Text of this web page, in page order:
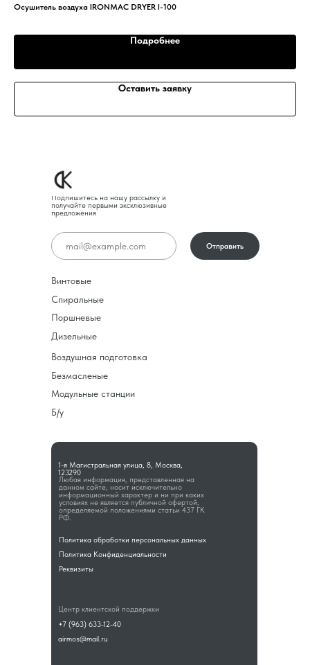
Осушитель воздуха IRONMAC DRYER I-100
Подробнее
Оставить заявку
Любая информация, представленная на
данном сайте, носит исключительно
информационный характер и ни при каких
условиях не является публичной офертой,
определяемой положениями статьи 437 ГК
РФ.
1-я Магистральная улица, 8, Москва,
123290
Подпишитесь на нашу рассылку и
получайте первыми эксклюзивные
предложения
Винтовые
Спиральные
Поршневые
Дизельные
Воздушная подготовка
Безмасленые
Модульные станции
Б/у
Политика обработки персональных данных
Политика Конфиденциальности
Реквизиты
Центр клиентской поддержки
+7 (963) 633-12-40
airmos@mail.ru
Отправить